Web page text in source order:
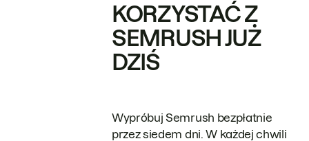
KORZYSTAĆ Z
SEMRUSH JUŻ
DZIŚ
Wypróbuj Semrush bezpłatnie
przez siedem dni. W każdej chwili